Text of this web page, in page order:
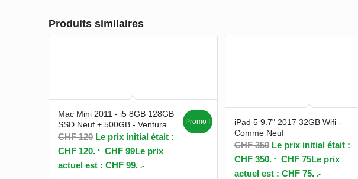
Produits similaires
Mac Mini 2011 - i5 8GB 128GB
SSD Neuf + 500GB - Ventura
CHF120 Le prix initial était :
CHF 120.
CHF 99Le prix
actuel est : CHF 99. .-
Promo !
iPad 5 9.7" 2017 32GB Wifi -
Comme Neuf
CHF350 Le prix initial était :
CHF 350.
CHF75Le prix
actuel est : CHF 75. .-